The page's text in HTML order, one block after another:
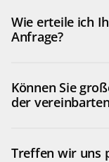
Wie erteile ich
Anfrage?
Können Sie
der
Treffen wir uns